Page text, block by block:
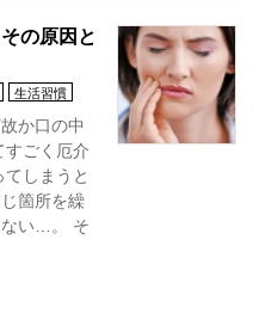
の原因と
生活習慣
か口の中
すごく厄介
しまうと
箇所を繰
ない…。 そ